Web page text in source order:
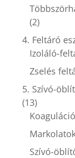
(2)
4. Feltáró
Izoláló-
Zselés
5. Szívó-
(13)
Szívó-